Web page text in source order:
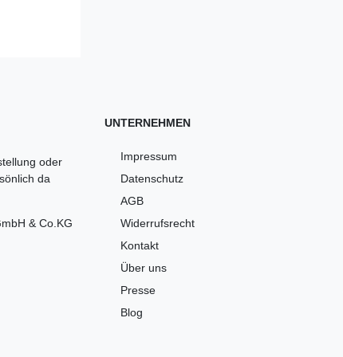
oder
da
& Co.KG
UNTERNEHMEN
Impressum
Datenschutz
AGB
Widerrufsrecht
Kontakt
Über uns
Presse
Blog